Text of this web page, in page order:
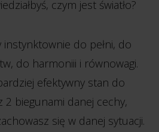
czym jest światło?
instynktownie do pełni, do
do harmoniii i równowagi.
efektywny stan do
2 biegunami danej cechy,
się w danej sytuacji.